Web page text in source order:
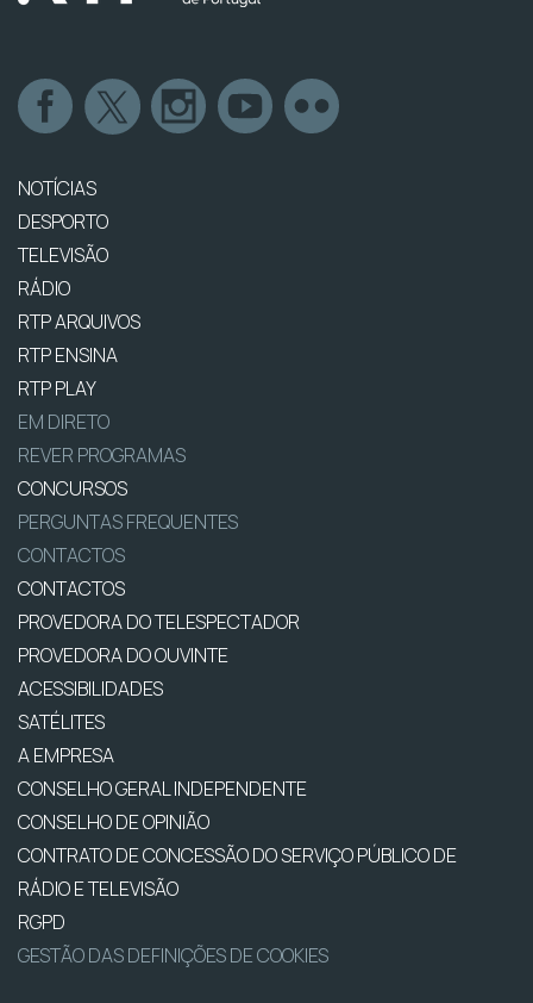
NOTÍCIAS
DESPORTO
TELEVISÃO
RÁDIO
RTP ARQUIVOS
RTP ENSINA
RTP PLAY
EM DIRETO
REVER PROGRAMAS
CONCURSOS
PERGUNTAS FREQUENTES
CONTACTOS
CONTACTOS
PROVEDORA DO TELESPECTADOR
PROVEDORA DO OUVINTE
ACESSIBILIDADES
SATÉLITES
A EMPRESA
CONSELHO GERAL INDEPENDENTE
CONSELHO DE OPINIÃO
CONTRATO DE CONCESSÃO DO SERVIÇO PÚBLICO DE
RÁDIO E TELEVISÃO
RGPD
GESTÃO DAS DEFINIÇÕES DE COOKIES